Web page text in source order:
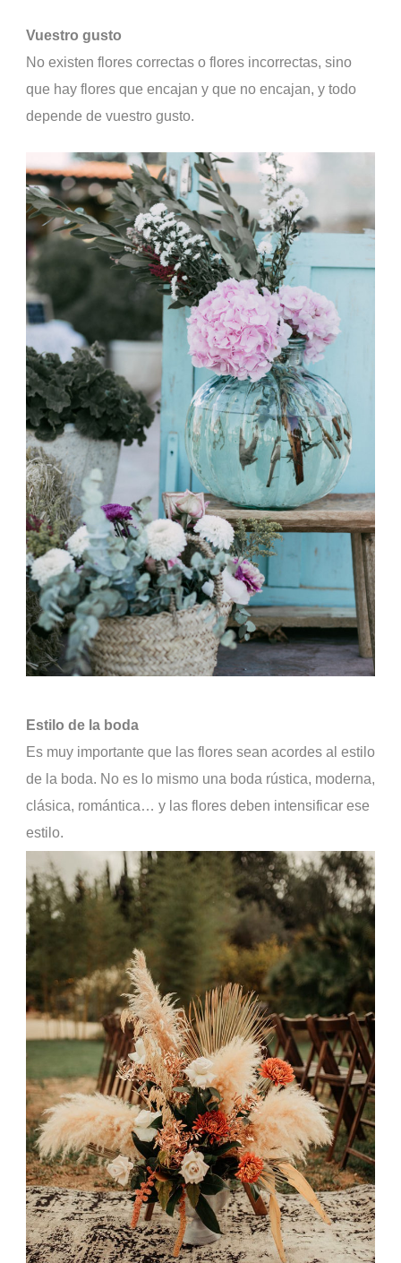
Vuestro gusto
No existen flores correctas o flores incorrectas, sino
que hay flores que encajan y que no encajan, y todo
depende de vuestro gusto.
Estilo de la boda
Es muy importante que las flores sean acordes al estilo
de la boda. No es lo mismo una boda rústica, moderna,
clásica, romántica… y las flores deben intensificar ese
estilo.